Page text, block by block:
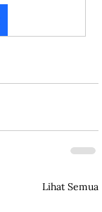
Lihat Semua